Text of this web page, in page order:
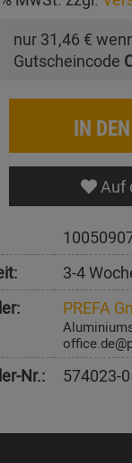
nur 31,46 €
Gutscheincode
IN
Auf
3-4
PREFA
Nr.: 574023-